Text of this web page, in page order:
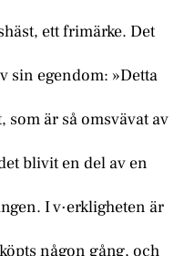
ett frimärke. Det
sin egendom: »Detta
som är så omsvävat av
blivit en del av en
I v·erkligheten är
någon gång, och